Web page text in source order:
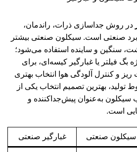
در روش جداسازی ذرات، راندمان،
صنعتی است. سیکلون صنعتی بیشتر
سنگین و ساینده استفاده می‌شود؛
بگ فیلتر یا غبارگیر کیسه‌ای، برای
ریز و کنترل آلودگی هوا انتخاب بهتری
بهترین تصمیم انتخاب یکی از
سیکلون به‌عنوان پیش‌جداکننده و
است.
سیکلون صنعتی غبارگیر صنعتی